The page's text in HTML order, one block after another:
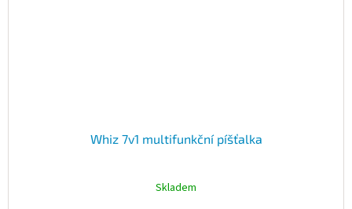
Whiz 7v1 multifunkční píšťalka
Skladem